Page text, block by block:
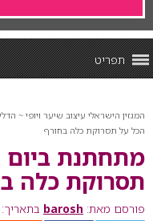
תפריט
המגזין הישראלי עיצוב שיער ויופי ~
הכל על תסרוקת כלה בחורף
מתחתנת ביום
תסרוקת כלה
פורסם מאת: barosh בתאריך: 17 ינואר 2018